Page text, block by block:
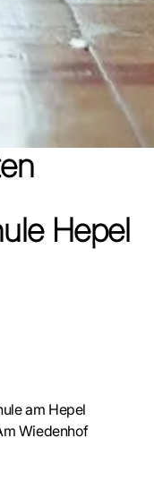
Hepel
am Hepel
Wiedenhof